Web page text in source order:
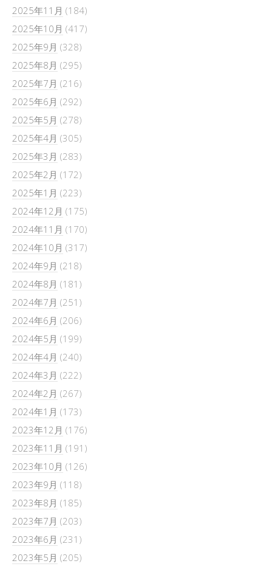
2025年11月 (184)
2025年10月 (417)
2025年9月 (328)
2025年8月 (295)
2025年7月 (216)
2025年6月 (292)
2025年5月 (278)
2025年4月 (305)
2025年3月 (283)
2025年2月 (172)
2025年1月 (223)
2024年12月 (175)
2024年11月 (170)
2024年10月 (317)
2024年9月 (218)
2024年8月 (181)
2024年7月 (251)
2024年6月 (206)
2024年5月 (199)
2024年4月 (240)
2024年3月 (222)
2024年2月 (267)
2024年1月 (173)
2023年12月 (176)
2023年11月 (191)
2023年10月 (126)
2023年9月 (118)
2023年8月 (185)
2023年7月 (203)
2023年6月 (231)
2023年5月 (205)